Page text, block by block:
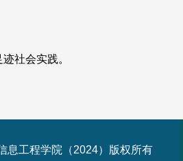
社会实践。
息工程学院（2024）版权所有